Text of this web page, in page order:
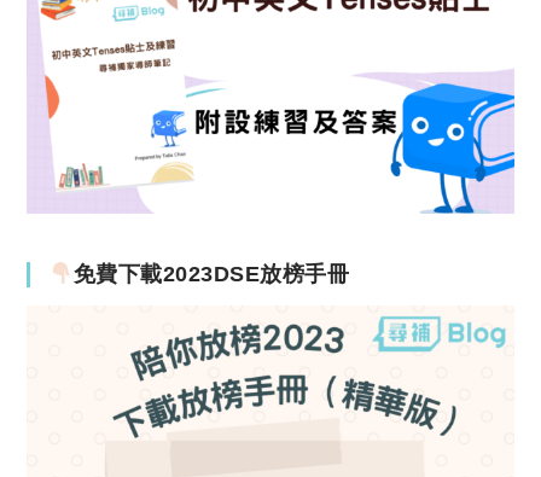
免費下載2023DSE放榜手冊